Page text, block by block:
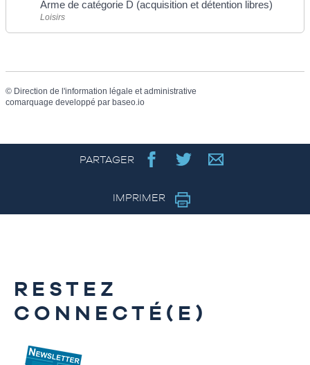
Arme de catégorie D (acquisition et détention libres)
Loisirs
© Direction de l'information légale et administrative
comarquage developpé par baseo.io
PARTAGER
IMPRIMER
RESTEZ
CONNECTÉ(E)